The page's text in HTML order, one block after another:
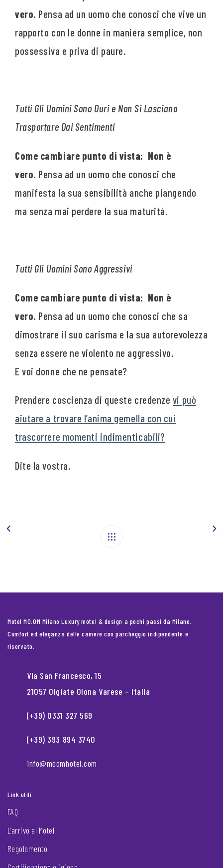
vero. Pensa ad un uomo che conosci che vive un
rapporto con le donne in maniera semplice, non
possessiva e priva di paure.
Tutti Gli Uomini Sono Duri e Non Si Lasciano
Trasportare Dai Sentimenti
Come cambiare punto di vista: Non è
vero. Pensa ad un uomo che conosci che
manifesta la sua sensibilità anche piangendo
ma senza mai perdere la sua maturità.
Tutti Gli Uomini Sono Aggressivi
Come cambiare punto di vista: Non è
vero. Pensa ad un uomo che conosci che sa
dimostrare il suo carisma e la sua autorevolezza
senza essere ne violento ne aggressivo.
E voi donne che ne pensate?
Prendere coscienza di queste credenze vi può
aiutare a trovare l’anima gemella con cui
trascorrere momenti indimenticabili?
Dite la vostra.
Motel MO.OM Milano Luxury motel & design a pochi passi da Milano.
Comfort ed eleganza delle camere con parcheggio indipendente e
riservato.
Via San Francesco, 15
21057 Olgiate Olona Varese – Italia
(+39) 0331 327 569
(+39) 393 894 3740
info@moomhotel.com
Link utili
FAQ
L’arrivo al Motel
Regolamento